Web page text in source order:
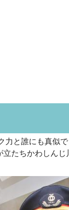
力と誰にも真似
たちかわしんじ